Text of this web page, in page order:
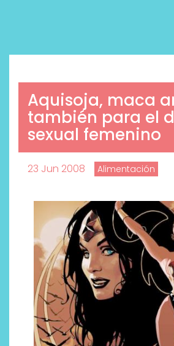
Aquisoja, maca
también para el
sexual femenino
23 Jun 2008 Alimentación